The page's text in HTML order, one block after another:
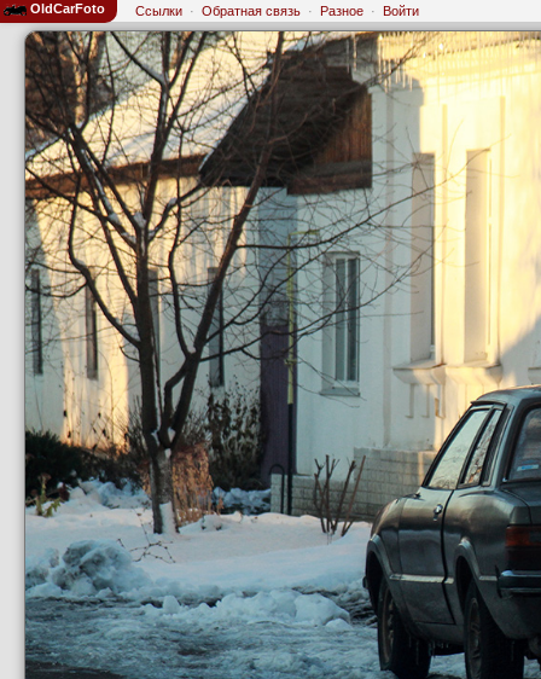
OldCarFoto Ссылки · Обратная связь · Разное · Войти